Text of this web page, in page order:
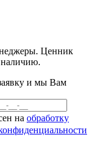
Ценник
наличию.
и мы Вам
на обработку